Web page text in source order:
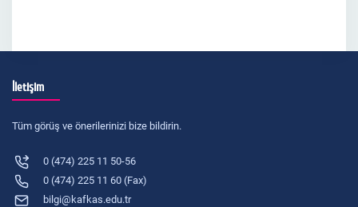
İletişim
Tüm görüş ve önerilerinizi bize bildirin.
0 (474) 225 11 50-56
0 (474) 225 11 60 (Fax)
bilgi@kafkas.edu.tr